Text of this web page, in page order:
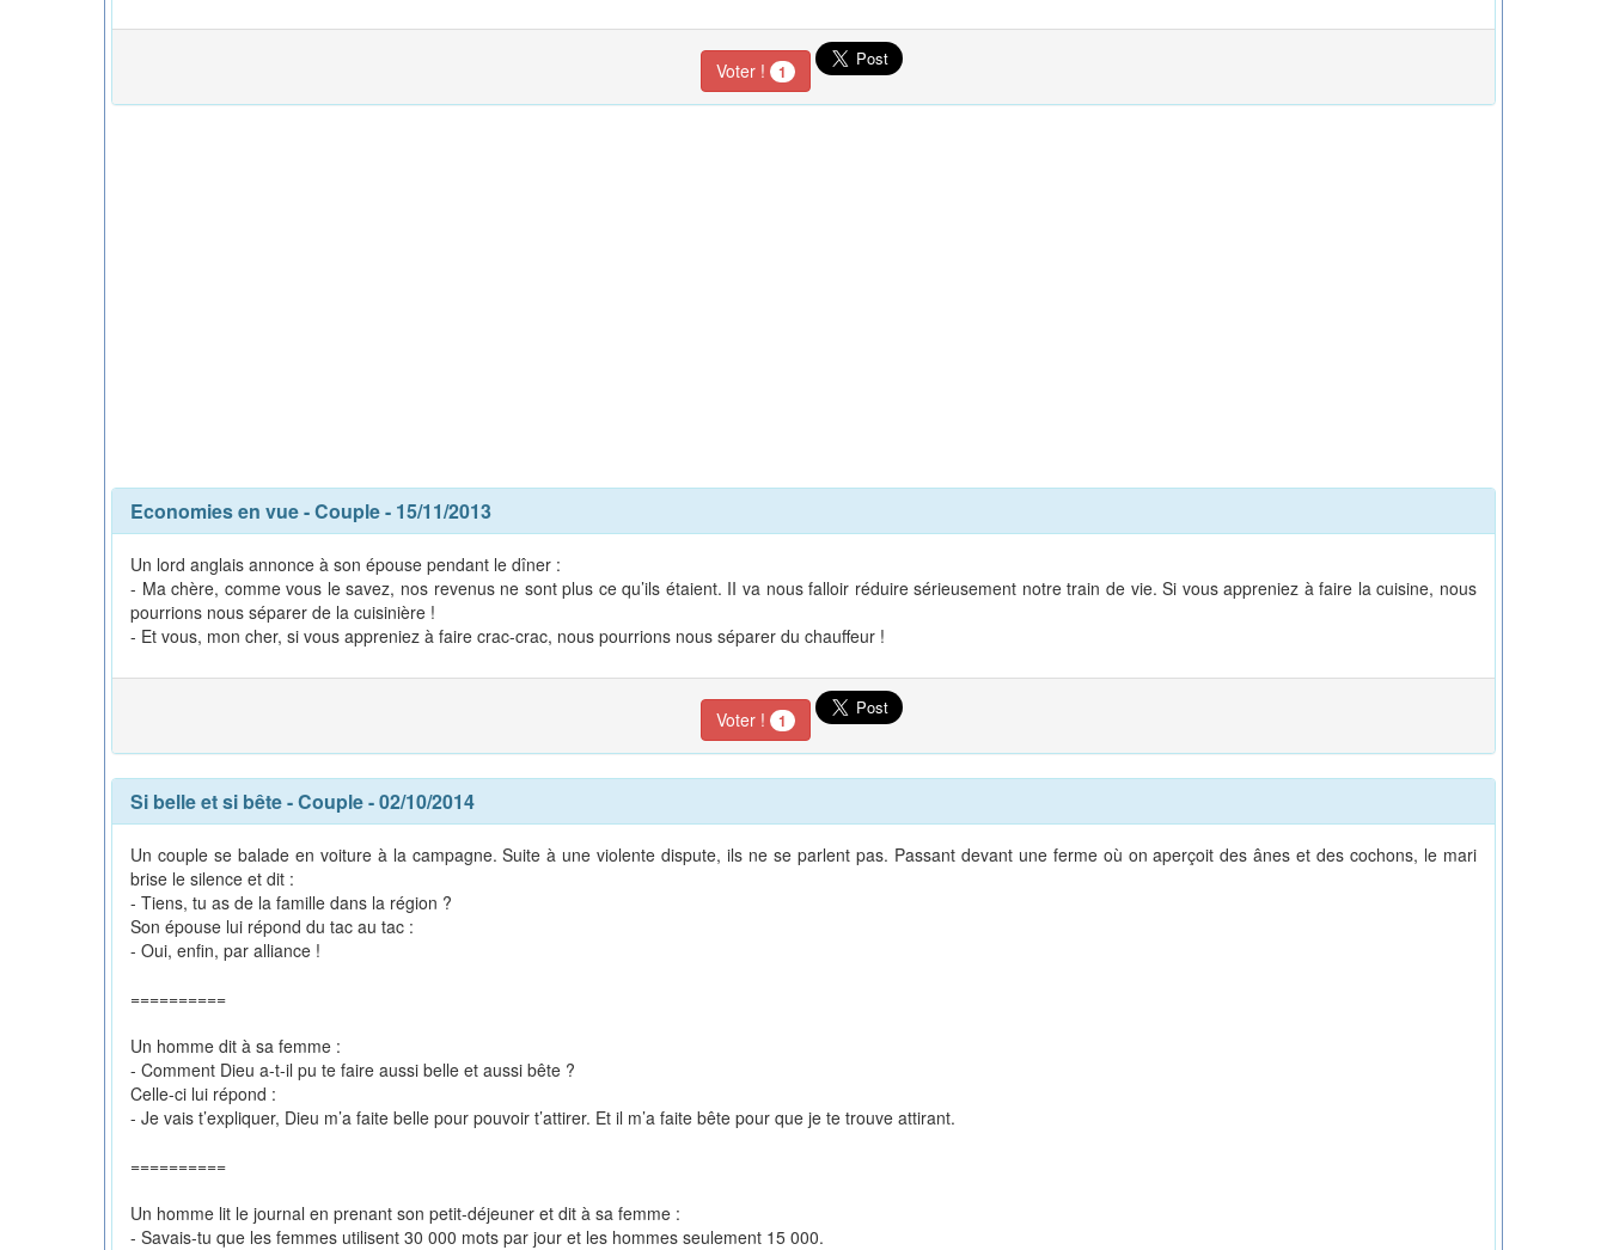
Voter ! 1
Economies en vue-Couple- 15/11/2013
Un lord anglais annonce à son épouse pendant le dîner :
- Ma chère, comme vous le savez, nos revenus ne sont plus ce qu’ils étaient. II va nous falloir réduire sérieusement notre train de vie. Si vous appreniez à faire la cuisine, nous
pourrions nous séparer de la cuisinière !
- Et vous, mon cher, si vous appreniez à faire crac-crac, nous pourrions nous séparer du chauffeur !
Voter ! 1
Si belle et si bête-Couple- 02/10/2014
Un couple se balade en voiture à la campagne. Suite à une violente dispute, ils ne se parlent pas. Passant devant une ferme où on aperçoit des ânes et des cochons, le mari
brise le silence et dit :
- Tiens, tu as de la famille dans la région ?
Son épouse lui répond du tac au tac :
- Oui, enfin, par alliance !
==========
Un homme dit à sa femme :
- Comment Dieu a-t-il pu te faire aussi belle et aussi bête ?
Celle-ci lui répond :
- Je vais t’expliquer, Dieu m’a faite belle pour pouvoir t’attirer. Et il m’a faite bête pour que je te trouve attirant.
==========
Un homme lit le journal en prenant son petit-déjeuner et dit à sa femme :
- Savais-tu que les femmes utilisent 30 000 mots par jour et les hommes seulement 15 000.